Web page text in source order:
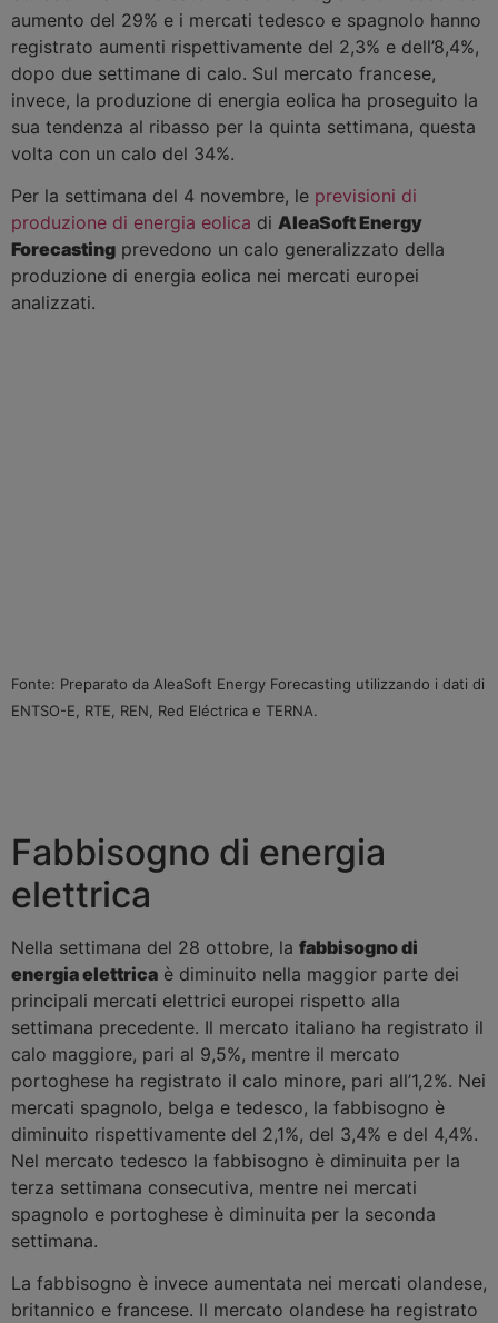
aumento del 29% e i mercati tedesco e spagnolo hanno
registrato aumenti rispettivamente del 2,3% e dell’8,4%,
dopo due settimane di calo. Sul mercato francese,
invece, la produzione di energia eolica ha proseguito la
sua tendenza al ribasso per la quinta settimana, questa
volta con un calo del 34%.
Per la settimana del 4 novembre, le previsioni di
produzione di energia eolica di AleaSoft Energy
Forecasting prevedono un calo generalizzato della
produzione di energia eolica nei mercati europei
analizzati.
Fonte: Preparato da AleaSoft Energy Forecasting utilizzando i dati di
ENTSO-E, RTE, REN, Red Eléctrica e TERNA.
Fabbisogno di energia
elettrica
Nella settimana del 28 ottobre, la fabbisogno di
energia elettrica è diminuito nella maggior parte dei
principali mercati elettrici europei rispetto alla
settimana precedente. Il mercato italiano ha registrato il
calo maggiore, pari al 9,5%, mentre il mercato
portoghese ha registrato il calo minore, pari all’1,2%. Nei
mercati spagnolo, belga e tedesco, la fabbisogno è
diminuito rispettivamente del 2,1%, del 3,4% e del 4,4%.
Nel mercato tedesco la fabbisogno è diminuita per la
terza settimana consecutiva, mentre nei mercati
spagnolo e portoghese è diminuita per la seconda
settimana.
La fabbisogno è invece aumentata nei mercati olandese,
britannico e francese. Il mercato olandese ha registrato